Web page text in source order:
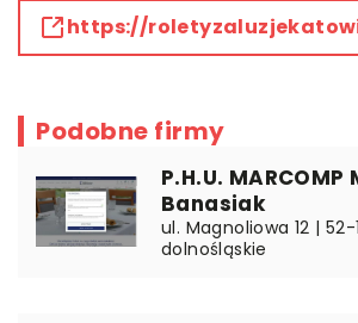
https://
Podobne firmy
P.H.U.
Banasiak
ul. Magnoliowa 12 | 52-
dolnośląskie